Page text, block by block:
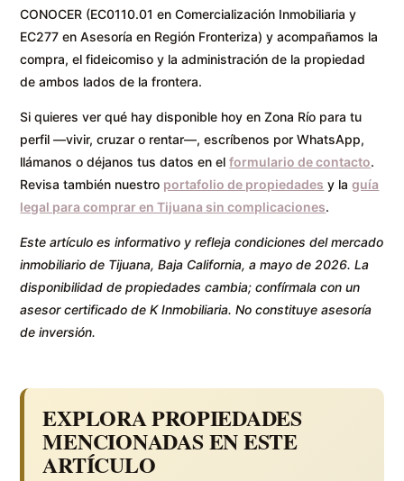
CONOCER (EC0110.01 en Comercialización Inmobiliaria y
EC277 en Asesoría en Región Fronteriza) y acompañamos la
compra, el fideicomiso y la administración de la propiedad
de ambos lados de la frontera.
Si quieres ver qué hay disponible hoy en Zona Río para tu
perfil —vivir, cruzar o rentar—, escríbenos por WhatsApp,
llámanos o déjanos tus datos en elformulario de contacto.
Revisa también nuestro portafolio de propiedades y laguía
legal para comprar en Tijuana sin complicaciones.
Este artículo es informativo y refleja condiciones del mercado
inmobiliario de Tijuana, Baja California, a mayo de 2026. La
disponibilidad de propiedades cambia; confírmala con un
asesor certificado de K Inmobiliaria. No constituye asesoría
de inversión.
EXPLORA PROPIEDADES
MENCIONADAS EN ESTE
ARTÍCULO